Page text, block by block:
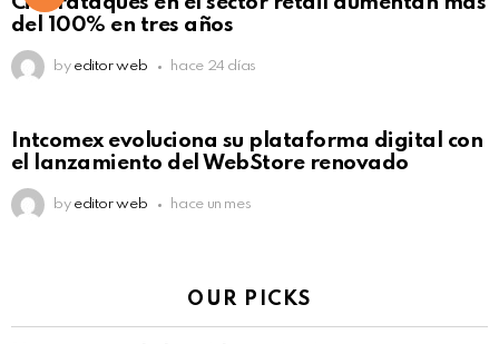
del 100% en tres años
by editor web hace 24 días
Intcomex evoluciona su plataforma digital con
el lanzamiento del WebStore renovado
by editor web hace un mes
OUR PICKS